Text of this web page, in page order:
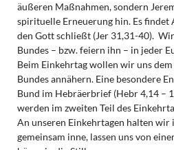
äußeren Maßnahmen, sondern
spirituelle Erneuerung hin. Es findet
den Gott schließt (Jer 31,31-40).
Bundes – bzw. feiern ihn – in jeder
Beim Einkehrtag wollen wir uns
Bundes annähern. Eine besondere
Bund im Hebräerbrief (Hebr 4,14 –
werden im zweiten Teil des
An unseren Einkehrtagen halten wir
gemeinsam inne, lassen uns von